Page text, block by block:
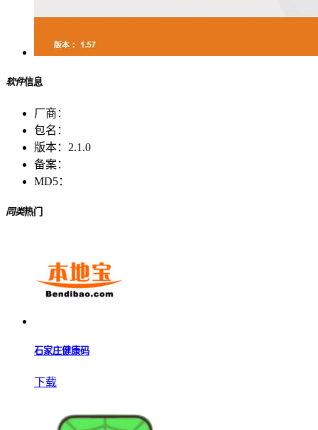
软件信息
厂商：
包名：
版本： 2.1.0
备案：
MD5：
同类热门
石家庄健康码
下载